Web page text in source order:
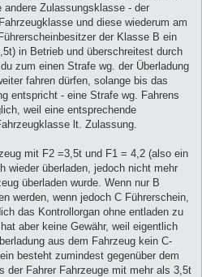
Zulassungsklasse - der
und diese wiederum am
der Klasse B ein
in Betrieb und überschreitest durch
zum einen Strafe wg. der Überladung
fahren dürfen, solange bis das
entspricht - eine Strafe wg. Fahrens
weil eine entsprechende
lt. Zulassung.
mit F2 =3,5t und F1 = 4,2 (also ein
wieder überladen, jedoch nicht mehr
überladen wurde. Wenn nur B
werden, wenn jedoch C Führerschein,
das Kontrollorgan ohne entladen zu
aber keine Gewähr, weil eigentlich
aus dem Fahrzeug kein C-
besteht zumindest gegenüber dem
der Fahrer Fahrzeuge mit mehr als 3,5t